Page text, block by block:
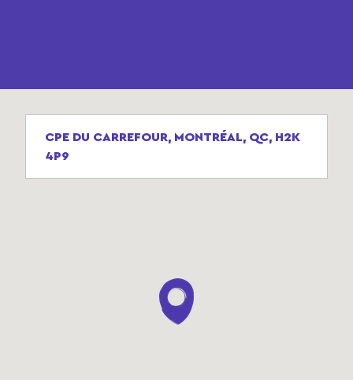
CPE DU CARREFOUR, MONTRÉAL, QC, H2K
4P9